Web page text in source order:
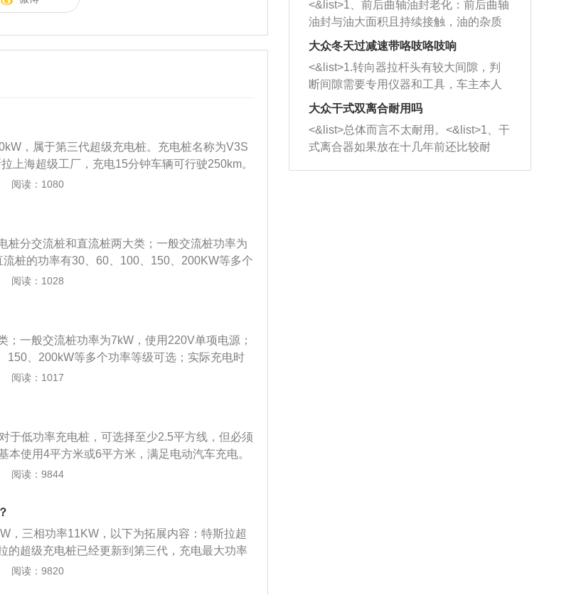
，属于第三代超级充电桩。充电桩名称为V3S
上海超级工厂，充电15分钟车辆可行驶250km。
新架构超充方式，可支持高达250KW的峰值，
充满97%，一个小时内可充满，充电效率非常
桩在整个充电过程中功率不会达到250kW，功率
量越少，充电电量越大，电量越多，充电电量越
只有在3%到30%的情况下才会达到250kW。功
持在130-180kw之间。当功率达到70%时，充电
阅读：1080
桩分交流桩和直流桩两大类；一般交流桩功率为
桩的功率有30、60、100、150、200KW等多个
据电动汽车的电池参数与充电桩匹配结果决定，
长时，会有对地电容。由线路的对地电容电流所
电功率。续航里程：续航里程是电动汽车的核心
师们想出了各种方法，比如减重，比如减小风
花，要让电动汽车跑得更远，最根本的途径还是
阅读：1028
；一般交流桩功率为7kW，使用220V单项电源；
150、200kW等多个功率等级可选；实际充电时
电桩匹配结果决定的，并且随着充电状态变化。
到车辆的用车体验；目前市面上充电汽车充电桩
电桩。当然了，充电桩种类的不同，车辆的充电
电池容量而定，一般中小型电动汽车的容量是充
输入电压和电流的大小，才能计算，而且充电
断变化的，不会维持在一个数值的，计算出的结
阅读：1017
于低功率充电桩，可选择至少2.5平方线，但必须
本使用4平方米或6平方米，满足电动汽车充电。
或更高的电线。充电时，应保持车身干燥，拉起
确认插头锁定到位并紧固后，打开充电器。充电
充电过程中，严禁在车辆上进行任何操作，不得
时，必须在充电车辆旁边放置警告标志。
阅读：9844
，三相功率11KW，以下为拓展内容：特斯拉超
的超级充电桩已经更新到第三代，充电最大功率
充电功率350kW的充电桩。ModelSPlaid和Cybe
阅读：9820
的堵塞，就需要将三元催化器泡在草酸
洗剂对堵塞的情况得到解决，将清洗剂
放在燃油箱中，与燃油混合后，车辆启
动时，就可以和汽油一起进入到燃烧
室，最后形成废气排出，就可以让三元
催化器得到清洗，排气管堵塞的情况就
能够得到解决。
一圈半的练习，往右同样也要打相同的
圈数。 <&list>3、最后强调要反复练
习，这样就可以形成肌肉记忆，在真实
驾驶车辆时，不需要记忆也能打好方
向。
<&list>1、前后曲轴油封老化：前后曲轴
油封与油大面积且持续接触，油的杂质
和发动机内持续温度变化使其密封效果
逐渐减弱，导致渗油或漏油。<&list>2、
活塞间隙过大：积碳会使活塞环与缸体
的间隙扩大，导致机油流入燃烧室中，
造成烧机油。<&list>3、机油粘度。使用
机油粘度过小的话，同样会有烧机油现
象，机油粘度过小具有很好的流动性，
大众冬天过减速带咯吱咯吱响
<&list>1.转向器拉杆头有较大间隙，判
断间隙需要专用仪器和工具，车主本人
无法制作，需要将车辆送到修理厂或4s
店；<&list>2.车辆半轴套管防尘罩破
裂，破裂后会出现漏油现象，使半轴磨
损严重，磨损的半轴容易损坏，产生异
响；<&list>3.稳定器的转向胶套和球头
大众干式双离合耐用吗
<&list>总体而言不太耐用。<&list>1、干
式离合器如果放在十几年前还比较耐